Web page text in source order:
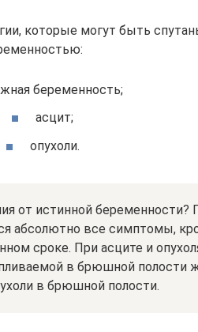
которые могут быть
беременность;
асцит;
опухоли.
от истинной беременности?
абсолютно все симптомы,
сроке. При асците и
в брюшной полости
в брюшной полости.